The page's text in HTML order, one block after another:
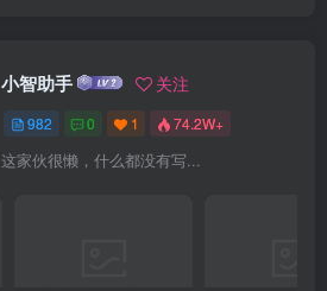
小智助手 关注
982 0 1 74.2W+
这家伙很懒，什么都没有写...